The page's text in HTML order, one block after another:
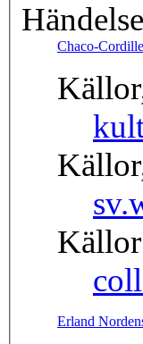
Chaco-
Erland